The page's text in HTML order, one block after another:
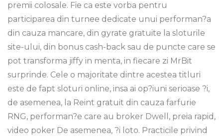
premii colosale. Fie ca este vorba pentru
participarea din turnee dedicate unui performan?a
din cauza mancare, din gyrate gratuite la sloturile
site-ului, din bonus cash-back sau de puncte care se
pot transforma jiffy in menta, in fiecare zi MrBit
surprinde. Cele o majoritate dintre acestea titluri
este de fapt sloturi online, insa ai op?iuni serioase ?i,
de asemenea, la Reint gratuit din cauza farfurie
RNG, performan?e care au broker Dwell, preia rapid,
video poker De asemenea, ?i loto. Practicile privind